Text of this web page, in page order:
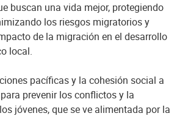
buscan una vida mejor, protegiendo
los riesgos migratorios y
de la migración en el desarrollo
local.
pacíficas y la cohesión social a
prevenir los conflictos y la
jóvenes, que se ve alimentada por la